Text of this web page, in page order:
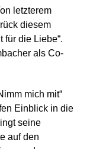
letzterem
diesem
für die Liebe“.
als Co-
mich mit“
Einblick in die
seine
auf den